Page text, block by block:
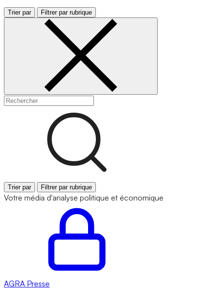
Trier par Filtrer par rubrique
Trier par Filtrer par rubrique
Votre média d'analyse politique et économique
AGRA Presse